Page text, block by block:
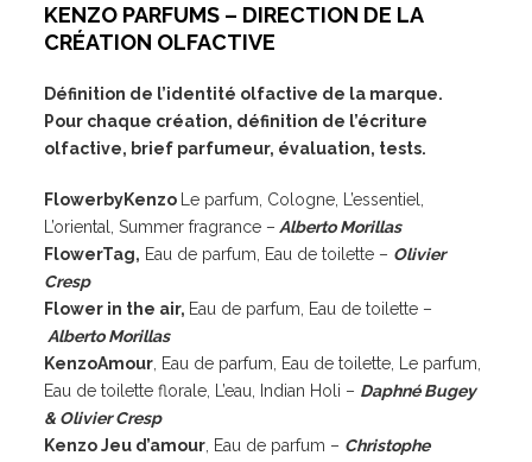
KENZO PARFUMS – DIRECTION DE LA
CRÉATION OLFACTIVE
Définition de l’identité olfactive de la marque.
Pour chaque création, définition de l’écriture
olfactive, brief parfumeur, évaluation, tests.
FlowerbyKenzo Le parfum, Cologne, L’essentiel,
L’oriental, Summer fragrance – Alberto Morillas
FlowerTag, Eau de parfum, Eau de toilette – Olivier
Cresp
Flower in the air, Eau de parfum, Eau de toilette –
Alberto Morillas
KenzoAmour, Eau de parfum, Eau de toilette, Le parfum,
Eau de toilette florale, L’eau, Indian Holi – Daphné Bugey
& Olivier Cresp
Kenzo Jeu d’amour, Eau de parfum – Christophe